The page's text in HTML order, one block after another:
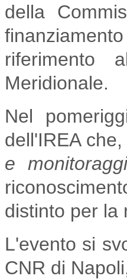
della
riferimento
Meridionale.
Nel
dell'IREA
e
distinto per la
L'evento si
CNR di